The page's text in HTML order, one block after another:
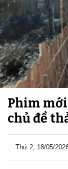
Phim
chủ đề
Thứ 2, 18/05/